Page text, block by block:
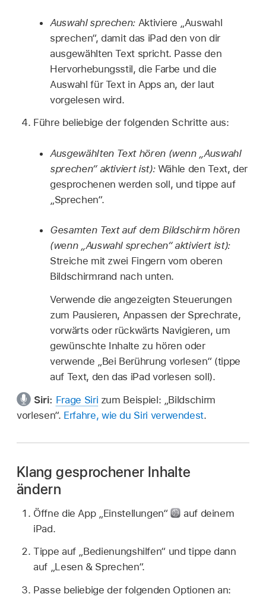
Auswahl sprechen: Aktiviere „Auswahl
sprechen“, damit das iPad den von dir
ausgewählten Text spricht. Passe den
Hervorhebungsstil, die Farbe und die
Auswahl für Text in Apps an, der laut
vorgelesen wird.
Führe beliebige der folgenden Schritte aus:
Ausgewählten Text hören (wenn „Auswahl
sprechen“ aktiviert ist):Wähle den Text, der
gesprochenen werden soll, und tippe auf
„Sprechen“.
Gesamten Text auf dem Bildschirm hören
(wenn „Auswahl sprechen“ aktiviert ist):
Streiche mit zwei Fingern vom oberen
Bildschirmrand nach unten.
Verwende die angezeigten Steuerungen
zum Pausieren, Anpassen der Sprechrate,
vorwärts oder rückwärts Navigieren, um
gewünschte Inhalte zu hören oder
verwende „Bei Berührung vorlesen“ (tippe
auf Text, den das iPad vorlesen soll).
Siri: Frage Siri zum Beispiel:
„Bildschirm
vorlesen“. Erfahre, wie du Siri verwendest.
Klang gesprochener Inhalte
ändern
Öffne die App „Einstellungen“
auf deinem
iPad.
Tippe auf „Bedienungshilfen“ und tippe dann
auf „Lesen & Sprechen“.
Passe beliebige der folgenden Optionen an: